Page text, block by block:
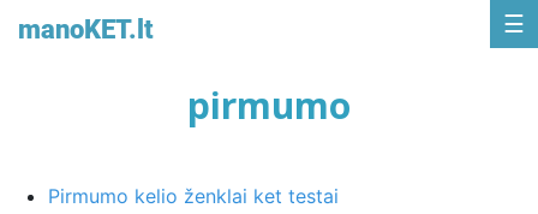
manoKET.lt
pirmumo
Pirmumo kelio ženklai ket testai